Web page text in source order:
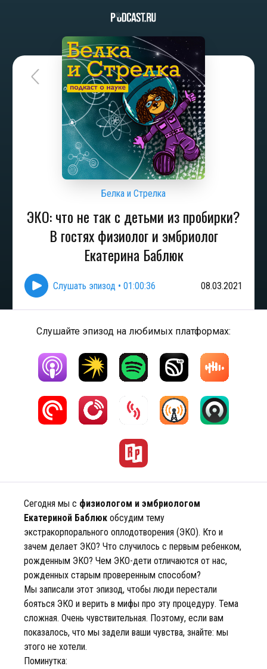
Белка и Стрелка
ЭКО: что не так с детьми из пробирки?
В гостях физиолог и эмбриолог
Екатерина Баблюк
Слушать эпизод • 01:00:36 08.03.2021
Слушайте эпизод на любимых платформах:
Сегодня мы с физиологом и эмбриологом
Екатериной Баблюк обсудим тему
экстракорпорального оплодотворения (ЭКО). Кто и
зачем делает ЭКО? Что случилось с первым ребенком,
рожденным ЭКО? Чем ЭКО-дети отличаются от нас,
рожденных старым проверенным способом?
Мы записали этот эпизод, чтобы люди перестали
бояться ЭКО и верить в мифы про эту процедуру. Тема
сложная. Очень чувствительная. Поэтому, если вам
показалось, что мы задели ваши чувства, знайте: мы
этого не хотели.
Поминутка: